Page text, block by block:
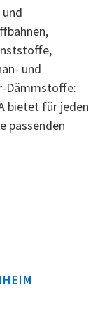
und
Dämmstoffe:
bietet für jeden
passenden